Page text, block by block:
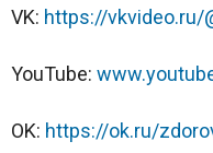
VK: https://vkvideo.ru/
YouTube:
OK: https://ok.ru/